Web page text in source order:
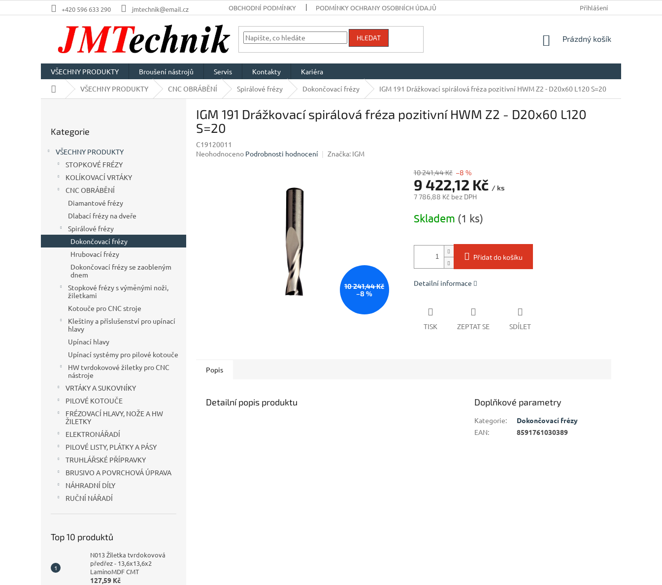
na
+420 596 633 290 jmtechnik@email.cz OBCHODNÍ PODMÍNKY PODMÍNKY OCHRANY OSOBNÍCH ÚDAJŮ Přihlášení
HLEDAT
NÁKUPNÍ
Prázdný košík
VŠECHNY PRODUKTY Broušení nástrojů Servis Kontakty
Kariéra
Domů VŠECHNY PRODUKTY CNC OBRÁBĚNÍ Spirálové frézy Dokončovací frézy IGM 191 Drážkovací spirálová fréza pozitivní HWM Z2 - D20x60 L120 S=20
e
l
kategorie
Kategorie
VŠECHNY PRODUKTY
STOPKOVÉ FRÉZY
KOLÍKOVACÍ VRTÁKY
CNC OBRÁBĚNÍ
Diamantové frézy
Dlabací frézy na dveře
Spirálové frézy
Dokončovací frézy
Hrubovací frézy
Dokončovací frézy se zaobleným
dnem
Stopkové frézy s výměnými noži,
žiletkami
Kotouče pro CNC stroje
Kleštiny a příslušenství pro upínací
hlavy
Upínací hlavy
Upínací systémy pro pilové kotouče
HW tvrdokovové žiletky pro CNC
nástroje
VRTÁKY A SUKOVNÍKY
PILOVÉ KOTOUČE
FRÉZOVACÍ HLAVY, NOŽE A HW
ŽILETKY
ELEKTRONÁŘADÍ
PILOVÉ LISTY, PLÁTKY A PÁSY
TRUHLÁŘSKÉ PŘÍPRAVKY
BRUSIVO A POVRCHOVÁ ÚPRAVA
NÁHRADNÍ DÍLY
RUČNÍ NÁŘADÍ
Top 10 produktů
N013 Žiletka tvrdokovová
předřez - 13,6x13,6x2
LaminoMDF CMT
127,59 Kč
IGM 191 Drážkovací spirálová fréza pozitivní HWM Z2 - D20x60 L120
S=20
C19120011
Průměrné
Neohodnoceno Podrobnosti hodnocení Značka: IGM
10 241,44 Kč
–8 %
10 241,44 Kč –8 %
9 422,12 Kč / ks
7 786,88 Kč bez DPH
cena:
Skladem (1 ks)
Přidat do košíku
Detailní informace
TISK ZEPTAT SE SDÍLET
Popis
Detailní popis produktu Doplňkové parametry
Kategorie:
Dokončovací frézy
EAN: 8591761030389